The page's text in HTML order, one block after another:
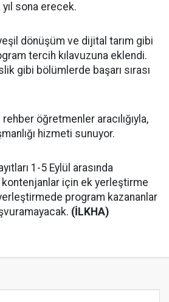
sona erecek.
dönüşüm ve dijital tarım gibi
tercih kılavuzuna eklendi.
gibi bölümlerde başarı sırası
rehber öğretmenler aracılığıyla,
hizmeti sunuyor.
1-5 Eylül arasında
kontenjanlar için ek yerleştirme
program kazananlar
(İLKHA)